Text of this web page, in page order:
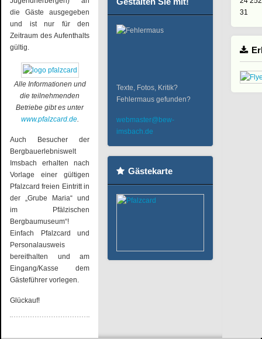
die Gäste ausgegeben
und ist nur für den
Zeitraum des Aufenthalts
gültig.
Alle Informationen und
die teilnehmenden
Betriebe gibt es unter
www.pfalzcard.de.
Auch Besucher der
Bergbauerlebniswelt
Imsbach erhalten nach
Vorlage einer gültigen
Pfalzcard freien Eintritt in
der „Grube Maria“ und
im Pfälzischen
Bergbaumuseum“!
Einfach Pfalzcard und
Personalausweis
bereithalten und am
Eingang/Kasse dem
Gästeführer vorlegen.
Glückauf!
Texte, Fotos, Kritik?
Fehlermaus gefunden?
webmaster@bew-
imsbach.de
Gästekarte
31